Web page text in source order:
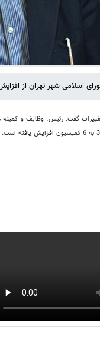
شهر تهران از افزایش
گفت: رئیس، وظایف و کمیته